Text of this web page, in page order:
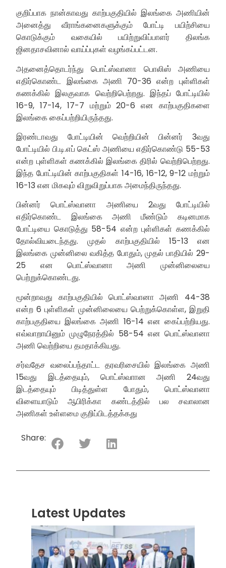
குறிப்பாக நான்காவது காற்பகுதியில் இலங்கை அணியின்
அனைத்து வீராங்கனைகளுக்கும் போட்டி பயிற்சியை
கொடுக்கும் வகையில் பயிற்றுவிப்பாளர் திலங்க
ஜினதாசவினால் வாய்ப்புகள் வழங்கப்பட்டன.
அதனைத்தொடர்ந்து பொட்ஸ்வானா பொலிஸ் அணியை
எதிர்கொண்ட இலங்கை அணி 70-36 என்ற புள்ளிகள்
கணக்கில் இலகுவாக வெற்றிபெற்றது. இந்தப் போட்டியில்
16-9, 17-14, 17-7 மற்றும் 20-6 என காற்பகுதிகளை
இலங்கை கைப்பற்றியிருந்தது.
இரண்டாவது போட்டியின் வெற்றியின் பின்னர் 3வது
போட்டியில் பி.டி.எப் கெட்ஸ் அணியை எதிர்கொண்டு 55-53
என்ற புள்ளிகள் கணக்கில் இலங்கை திரில் வெற்றிபெற்றது.
இந்த போட்டியின் காற்பகுதிகள் 14-16, 16-12, 9-12 மற்றும்
16-13 என மிகவும் விறுவிறுப்பாக அமைந்திருந்தது.
பின்னர் பொட்ஸ்வானா அணியை 2வது போட்டியில்
எதிர்கொண்ட இலங்கை அணி மீண்டும் கடினமாக
போட்டியை கொடுத்து 58-54 என்ற புள்ளிகள் கணக்கில்
தோல்வியடைந்தது. முதல் காற்பகுதியில் 15-13 என
இலங்கை முன்னிலை வகித்த போதும், முதல் பாதியில் 29-
25 என பொட்ஸ்வானா அணி முன்னிலையை
பெற்றுக்கொண்டது.
மூன்றாவது காற்பகுதியில் பொட்ஸ்வானா அணி 44-38
என்ற 6 புள்ளிகள் முன்னிலையை பெற்றுக்கொள்ள, இறுதி
காற்பகுதியை இலங்கை அணி 16-14 என கைப்பற்றியது.
எவ்வாறாயினும் முழுநேரத்தில் 58-54 என பொட்ஸ்வானா
அணி வெற்றியை தமதாக்கியது.
சர்வதேச வலைப்பந்தாட்ட தரவரிசையில் இலங்கை அணி
15வது இடத்தையும், பொட்ஸ்வாான அணி 24வது
இடத்தையும் பிடித்துள்ள போதும், பொட்ஸ்வானா
விளையாடும் ஆபிரிக்கா கண்டத்தில் பல சவாலான
அணிகள் உள்ளமை குறிப்பிடத்தக்கது
Share:
Latest Updates